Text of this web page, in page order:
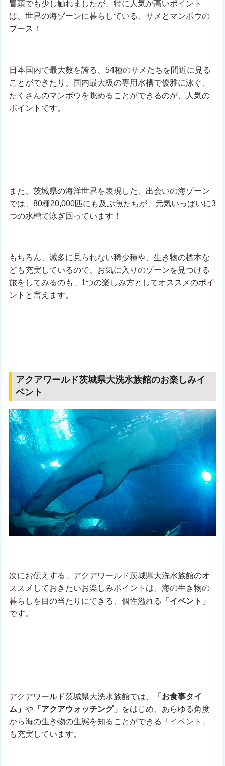
冒頭でも少し触れましたが、特に人気が高いポイント
は、世界の海ゾーンに暮らしている、サメとマンボウの
ブース！
日本国内で最大数を誇る、54種のサメたちを間近に見る
ことができたり、国内最大級の専用水槽で優雅に泳ぐ、
たくさんのマンボウを眺めることができるのが、人気の
ポイントです。
また、茨城県の海洋世界を表現した、出会いの海ゾーン
では、80種20,000匹にも及ぶ魚たちが、元気いっぱいに3
つの水槽で泳ぎ回っています！
もちろん、滅多に見られない稀少種や、生き物の標本な
ども充実しているので、お気に入りのゾーンを見つける
旅をしてみるのも、1つの楽しみ方としてオススメのポイ
ントと言えます。
アクアワールド茨城県大洗水族館のお楽しみイ
ベント
次にお伝えする、アクアワールド茨城県大洗水族館のオ
ススメしておきたいお楽しみポイントは、海の生き物の
暮らしを目の当たりにできる、個性溢れる 「イベント」
です。
アクアワールド茨城県大洗水族館では、
「お食事タイ
ム」 や「アクアウォッチング」
をはじめ、あらゆる角度
から海の生き物の生態を知ることができる「イベント」
も充実しています。